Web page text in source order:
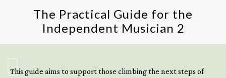
The Practical Guide for the
Independent Musician 2
This guide aims to support those climbing the next steps of